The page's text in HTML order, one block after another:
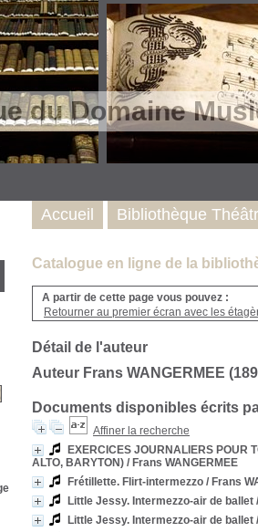
du Domaine
Catalogue en ligne de la
A partir de cette page vous pouvez :
Retourner au premier écran avec les
Détail de l'auteur
Auteur Frans WANGERMEE
Documents disponibles écrits
Affiner la recherche
EXERCICES JOURNALIERS POUR
ALTO, BARYTON) / Frans WANGERMEE
Frétillette. Flirt-intermezzo / Frans
Little Jessy. Intermezzo-air de ballet
Little Jessy. Intermezzo-air de ballet
Accueil Bibliothèque